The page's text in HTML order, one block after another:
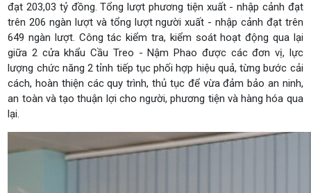
đạt 203,03 tỷ đồng. Tổng lượt phương tiện xuất - nhập cảnh đạt
trên 206 ngàn lượt và tổng lượt người xuất - nhập cảnh đạt trên
649 ngàn lượt. Công tác kiểm tra, kiểm soát hoạt động qua lại
giữa 2 cửa khẩu Cầu Treo - Nậm Phao được các đơn vị, lực
lượng chức năng 2 tỉnh tiếp tục phối hợp hiệu quả, từng bước cải
cách, hoàn thiện các quy trình, thủ tục để vừa đảm bảo an ninh,
an toàn và tạo thuận lợi cho người, phương tiện và hàng hóa qua
lại.